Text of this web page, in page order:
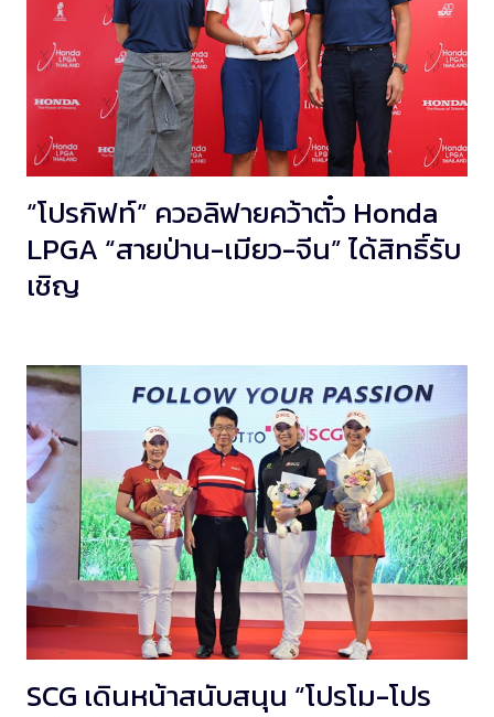
“โปรกิฟท์” ควอลิฟายคว้าตั๋ว Honda
LPGA “สายป่าน-เมียว-จีน” ได้สิทธิ์รับ
เชิญ
SCG เดินหน้าสนับสนุน “โปรโม-โปร